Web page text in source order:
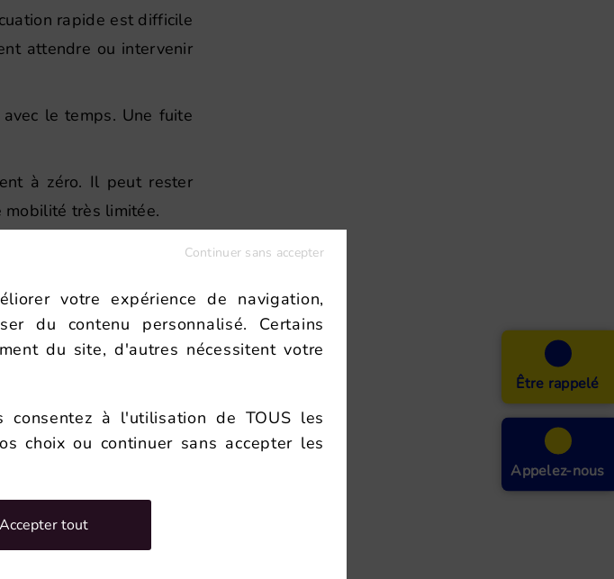
rapide est difficile
attendre ou intervenir
le temps. Une fuite
à zéro. Il peut rester
mobilité très limitée.
dépasser celui d'une
remplacés dès qu'ils
permet de continuer à
le soulagement des
L'accès est aussi plus
d'enjamber un rebord
Être rappelé
Appelez-nous
Continuer sans accepter
votre expérience de navigation,
du contenu personnalisé. Certains
du site, d'autres nécessitent votre
à l'utilisation de TOUS les
choix ou continuer sans accepter les
Accepter tout